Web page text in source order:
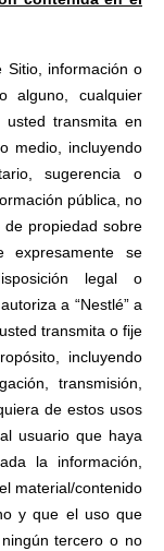
Sitio, información o
alguno, cualquier
transmita en
medio, incluyendo
sugerencia o
pública, no
propiedad sobre
expresamente se
legal o
a “Nestlé” a
transmita o fije
incluyendo
transmisión,
de estos usos
usuario que haya
la información,
material/contenido
y que el uso que
tercero o no